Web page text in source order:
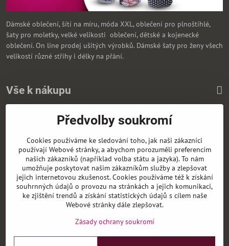
Dámské oblečení, šítí na míru, móda XXL, oblečení pro plnoštíhlé,
šaty pro moletky, velké velikosti oblečení, dětské a kojenecké
oblečení. On line prodej ušitých výrobků. Dámské šaty pro ženy všech
velikostí různé střihy i délky na přání.
Vše k nákupu
Zasíláme i na SlovenskoPředvolby soukromí
Cookies používáme ke sledování toho, jak naši zákazníci
používají Webové stránky, a abychom porozuměli preferencím
našich zákazníků (například volba státu a jazyka). To nám
umožňuje poskytovat našim zákazníkům služby a zlepšovat
jejich internetovou zkušenost. Cookies používáme též k získání
souhrnných údajů o provozu na stránkách a jejich komunikaci,
ke zjištění trendů a získání statistických údajů s cílem naše
Webové stránky dále zlepšovat.
Zásady ochrany soukromí